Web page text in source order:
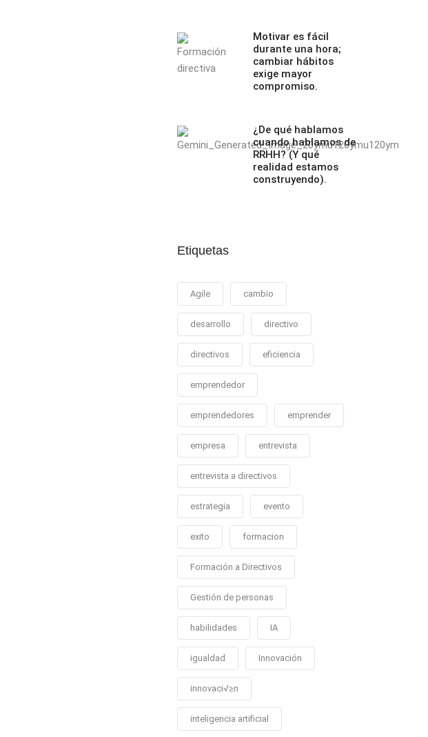
Motivar es fácil
durante una hora;
cambiar hábitos
exige mayor
compromiso.
¿De qué hablamos
cuando hablamos de
RRHH? (Y qué
realidad estamos
construyendo).
Etiquetas
Agile cambio
desarrollo directivo
directivos eficiencia
emprendedor
emprendedores emprender
empresa entrevista
entrevista a directivos
estrategia evento
exito formacion
Formación a Directivos
Gestión de personas
habilidades IA
igualdad Innovación
innovaci√≥n
inteligencia artificial